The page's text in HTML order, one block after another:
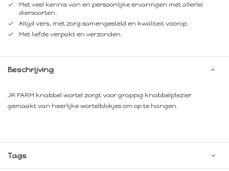
Met veel kennis van en persoonlijke ervaringen met allerlei
diersoorten.
Altijd vers, met zorg samengesteld en kwaliteit voorop.
Met liefde verpakt en verzonden.
Beschrijving
JR FARM knabbel wortel zorgt voor grappig knabbelplezier
gemaakt van heerlijke wortelblokjes om op te hangen.
Tags